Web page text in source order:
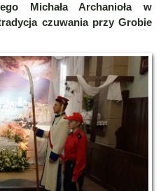
Michała Archanioła w
czuwania przy Grobie